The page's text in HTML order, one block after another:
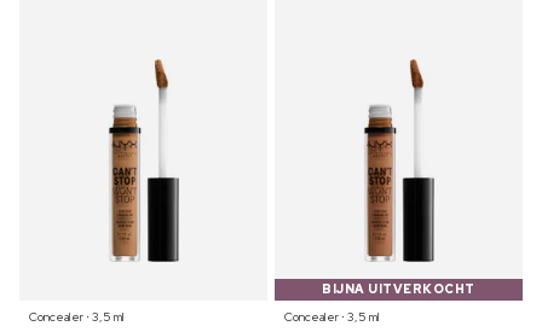
Concealer ⋅ 3,5 ml
BIJNA UITVERKOCHT
Concealer ⋅ 3,5 ml